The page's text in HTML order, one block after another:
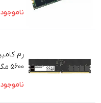
ناموجود
5600 مگاهرتز
ناموجود